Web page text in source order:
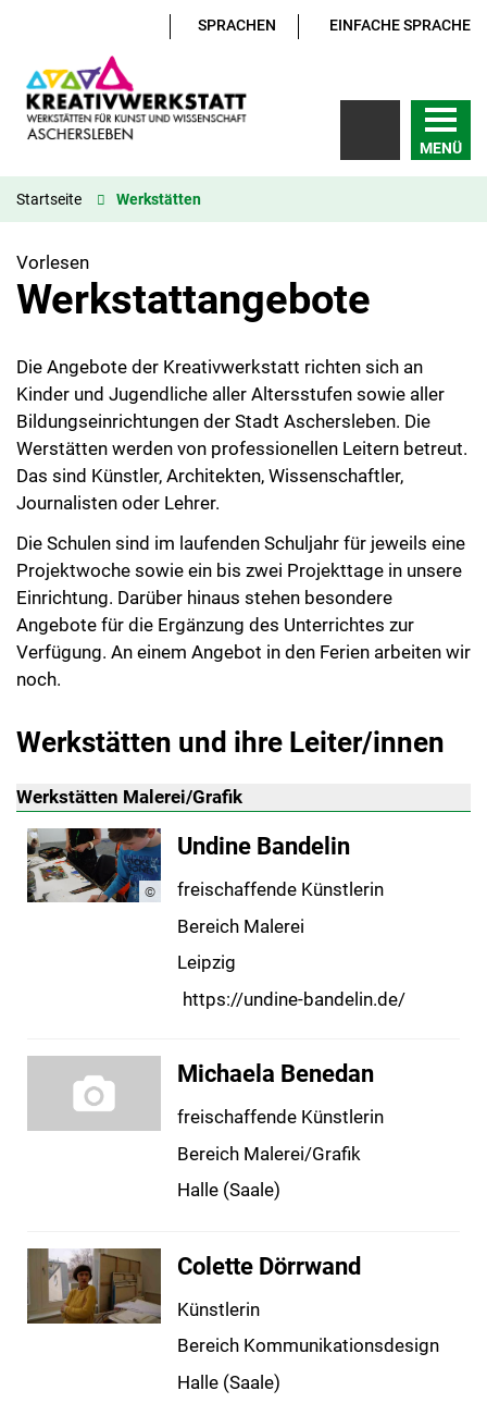
SPRACHEN EINFACHE SPRACHE
MENÜ
Startseite Werkstätten
Vorlesen
Werkstattangebote
Die Angebote der Kreativwerkstatt richten sich an
Kinder und Jugendliche aller Altersstufen sowie aller
Bildungseinrichtungen der Stadt Aschersleben. Die
Werstätten werden von professionellen Leitern betreut.
Das sind Künstler, Architekten, Wissenschaftler,
Journalisten oder Lehrer.
Die Schulen sind im laufenden Schuljahr für jeweils eine
Projektwoche sowie ein bis zwei Projekttage in unsere
Einrichtung. Darüber hinaus stehen besondere
Angebote für die Ergänzung des Unterrichtes zur
Verfügung. An einem Angebot in den Ferien arbeiten wir
noch.
Werkstätten und ihre Leiter/innen
Werkstätten Malerei/Grafik
©
Undine Bandelin
freischaffende Künstlerin
Bereich Malerei
Leipzig
https://undine-bandelin.de/
Michaela Benedan
freischaffende Künstlerin
Bereich Malerei/Grafik
Halle (Saale)
Colette Dörrwand
Künstlerin
Bereich Kommunikationsdesign
Halle (Saale)